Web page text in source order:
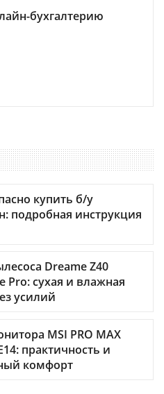
бухгалтерию
купить б/у
подробная инструкция
Dreame Z40
Pro: сухая и влажная
усилий
MSI PRO MAX
практичность и
комфорт